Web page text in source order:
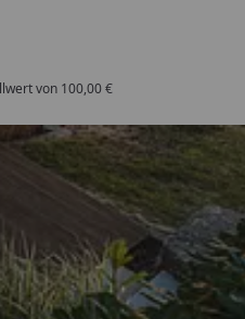
von 100,00 €
4,81/ 5